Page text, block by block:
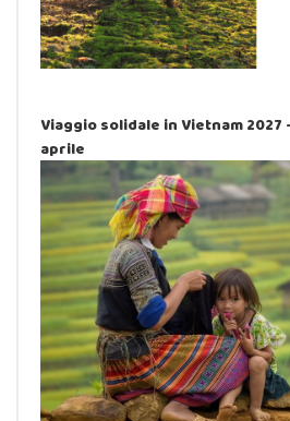
Viaggio solidale in Vietnam 2027
aprile